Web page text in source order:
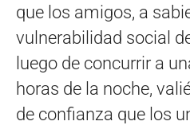
que los amigos, a
vulnerabilidad social
luego de concurrir a
horas de la noche,
de confianza que los